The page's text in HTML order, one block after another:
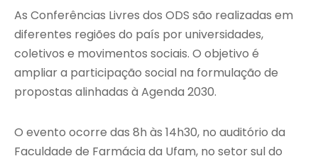
As Conferências Livres dos ODS são realizadas em
diferentes regiões do país por universidades,
coletivos e movimentos sociais. O objetivo é
ampliar a participação social na formulação de
propostas alinhadas à Agenda 2030.
O evento ocorre das 8h às 14h30, no auditório da
Faculdade de Farmácia da Ufam, no setor sul do